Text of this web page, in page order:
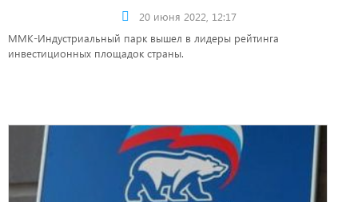
20 июня 2022, 12:17
ММК-Индустриальный парк вышел в лидеры рейтинга
инвестиционных площадок страны.